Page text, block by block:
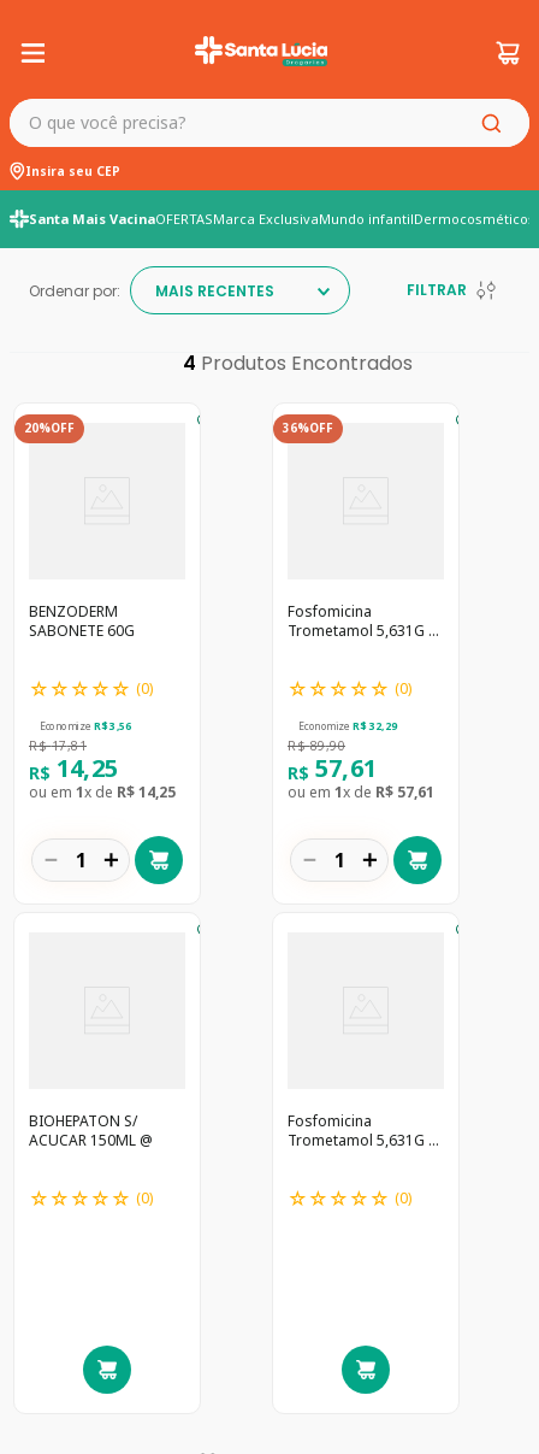
O que você precisa?
Insira seu CEP
Santa Mais VacinaOFERTASMarca ExclusivaMundo infantilDermocosméticos
Ordenar por: MAIS RECENTES FILTRAR
4
20%OFF
BENZODERM
SABONETE 60G
☆☆☆☆☆ (0)
Economize R$ 3,56
R$ 17,81
R$ 14,25
ou em 1x de R$14,25
＋
－
36%OFF
Fosfomicina
Trometamol 5,631G 1
☆☆☆☆☆ (0)
Economize R$ 32,29
R$ 89,90
R$ 57,61
ou em 1x de R$ 57,61
＋
－
BIOHEPATON S/
ACUCAR 150ML @
☆☆☆☆☆ (0)
Fosfomicina
Trometamol 5,631G 2
☆☆☆☆☆ (0)